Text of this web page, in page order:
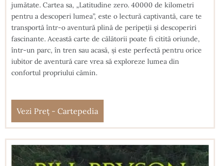
jumătate. Cartea sa, „Latitudine zero. 40000 de kilometri
pentru a descoperi lumea”, este o lectură captivantă, care te
transportă într-o aventură plină de peripeții și descoperiri
fascinante. Această carte de călătorii poate fi citită oriunde,
într-un parc, în tren sau acasă, și este perfectă pentru orice
iubitor de aventură care vrea să exploreze lumea din
confortul propriului cămin.
Vezi Preț - Cartepedia